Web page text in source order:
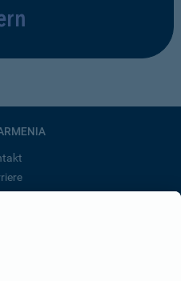
BarmeniaGothaer